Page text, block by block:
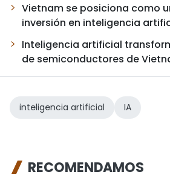
Vietnam se posiciona como
inversión en inteligencia
Inteligencia artificial
de semiconductores de
inteligencia artificial IA
RECOMENDAMOS